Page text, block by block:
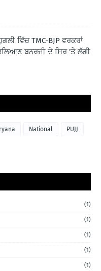
ਵਿੱਚ TMC-BJP ਵਰਕਰਾਂ
ਬਨਰਜੀ ਦੇ ਸਿਰ 'ਤੇ ਲੱਗੀ
National PUJJ
(1)
(1)
(1)
(1)
(1)